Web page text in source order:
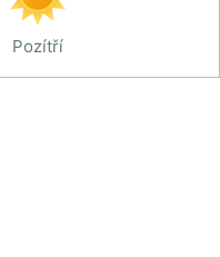
Pozítří